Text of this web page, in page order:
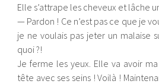
Elle s’attrape les cheveux et lâche
— Pardon ! Ce n’est pas ce que je
je ne voulais pas jeter un malaise
quoi ?!
Je ferme les yeux. Elle va avoir
tête avec ses seins ! Voilà !